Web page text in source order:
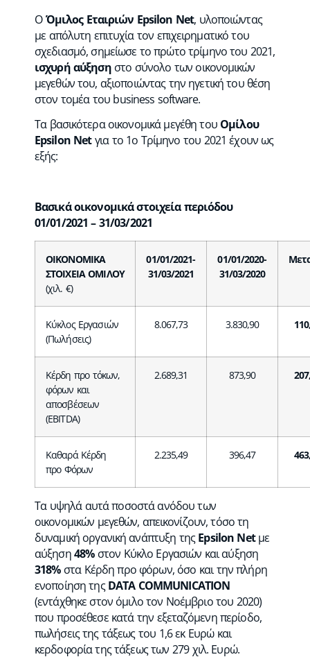
ΟΌμιλος Εταιριών Epsilon Net, υλοποιώντας
με απόλυτη επιτυχία τον επιχειρηματικό του
σχεδιασμό, σημείωσε το πρώτο τρίμηνο του 2021,
ισχυρή αύξησηστο σύνολο των οικονομικών
μεγεθών του, αξιοποιώντας την ηγετική του θέση
στον τομέα του business software.
Τα βασικότερα οικονομικά μεγέθη του Ομίλου
Epsilon Netγια το 1ο Τρίμηνο του 2021 έχουν ως
εξής:
Βασικά οικονομικά στοιχεία περιόδου
01/01/2021 – 31/03/2021
ΟΙΚΟΝΟΜΙΚΑ
ΣΤΟΙΧΕΙΑΟΜΙΛΟΥ
(χιλ. €)
01/01/2021-
31/03/2021
01/01/2020-
31/03/2020
Κύκλος Εργασιών
(Πωλήσεις)
8.067,73 3.830,90
Κέρδη προ τόκων,
φόρων και
αποσβέσεων
(EBITDA)
2.689,31 873,90
Καθαρά Κέρδη
προ Φόρων
2.235,49 396,47
Τα υψηλά αυτά ποσοστά ανόδου των
οικονομικών μεγεθών, απεικονίζουν, τόσο τη
δυναμική οργανική ανάπτυξη τηςEpsilon Netμε
αύξηση48%στον Κύκλο Εργασιών και αύξηση
318%στα Κέρδη προ φόρων, όσο και την πλήρη
ενοποίηση τηςDATA COMMUNICATION
(εντάχθηκε στον όμιλο τον Νοέμβριο του 2020)
που προσέθεσε κατά την εξεταζόμενη περίοδο,
πωλήσεις της τάξεως του 1,6 εκ Ευρώ και
κερδοφορία της τάξεως των 279 χιλ. Ευρώ.